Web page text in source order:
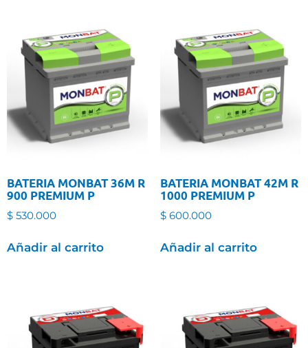
BATERIA MONBAT 36M R
900 PREMIUM P
$ 530.000
Añadir al carrito
BATERIA MONBAT 42M R
1000 PREMIUM P
$600.000
Añadir al carrito